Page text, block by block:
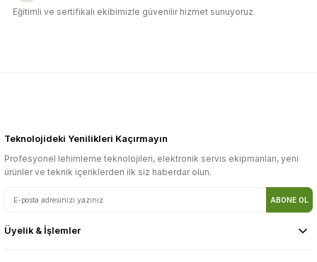
Eğitimli ve sertifikalı ekibimizle güvenilir hizmet sunuyoruz.
Teknolojideki Yenilikleri Kaçırmayın
Profesyonel lehimleme teknolojileri, elektronik servis ekipmanları, yeni
ürünler ve teknik içeriklerden ilk siz haberdar olun.
ABONE OL
Üyelik & İşlemler